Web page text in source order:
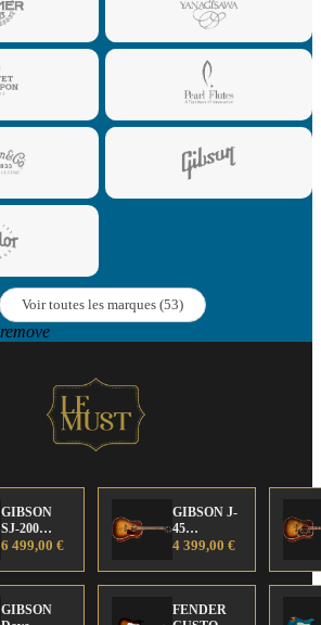
Voir toutes les marques (53)
remove
GIBSON
SJ-200
Anniversary
Edition
6 499,00 €
GIBSON J-
45
Anniversary
Edition
4 399,00 €
GIBSON
FENDER